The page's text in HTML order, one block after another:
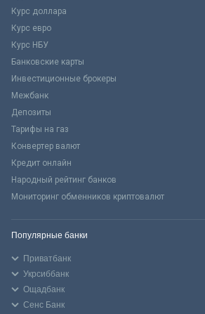
Курс доллара
Курс евро
Курс НБУ
Банковские карты
Инвестиционные брокеры
Межбанк
Депозиты
Тарифы на газ
Конвертер валют
Кредит онлайн
Народный рейтинг банков
Мониторинг обменников криптовалют
Популярные банки
Приватбанк
Укрсиббанк
Ощадбанк
Сенс Банк